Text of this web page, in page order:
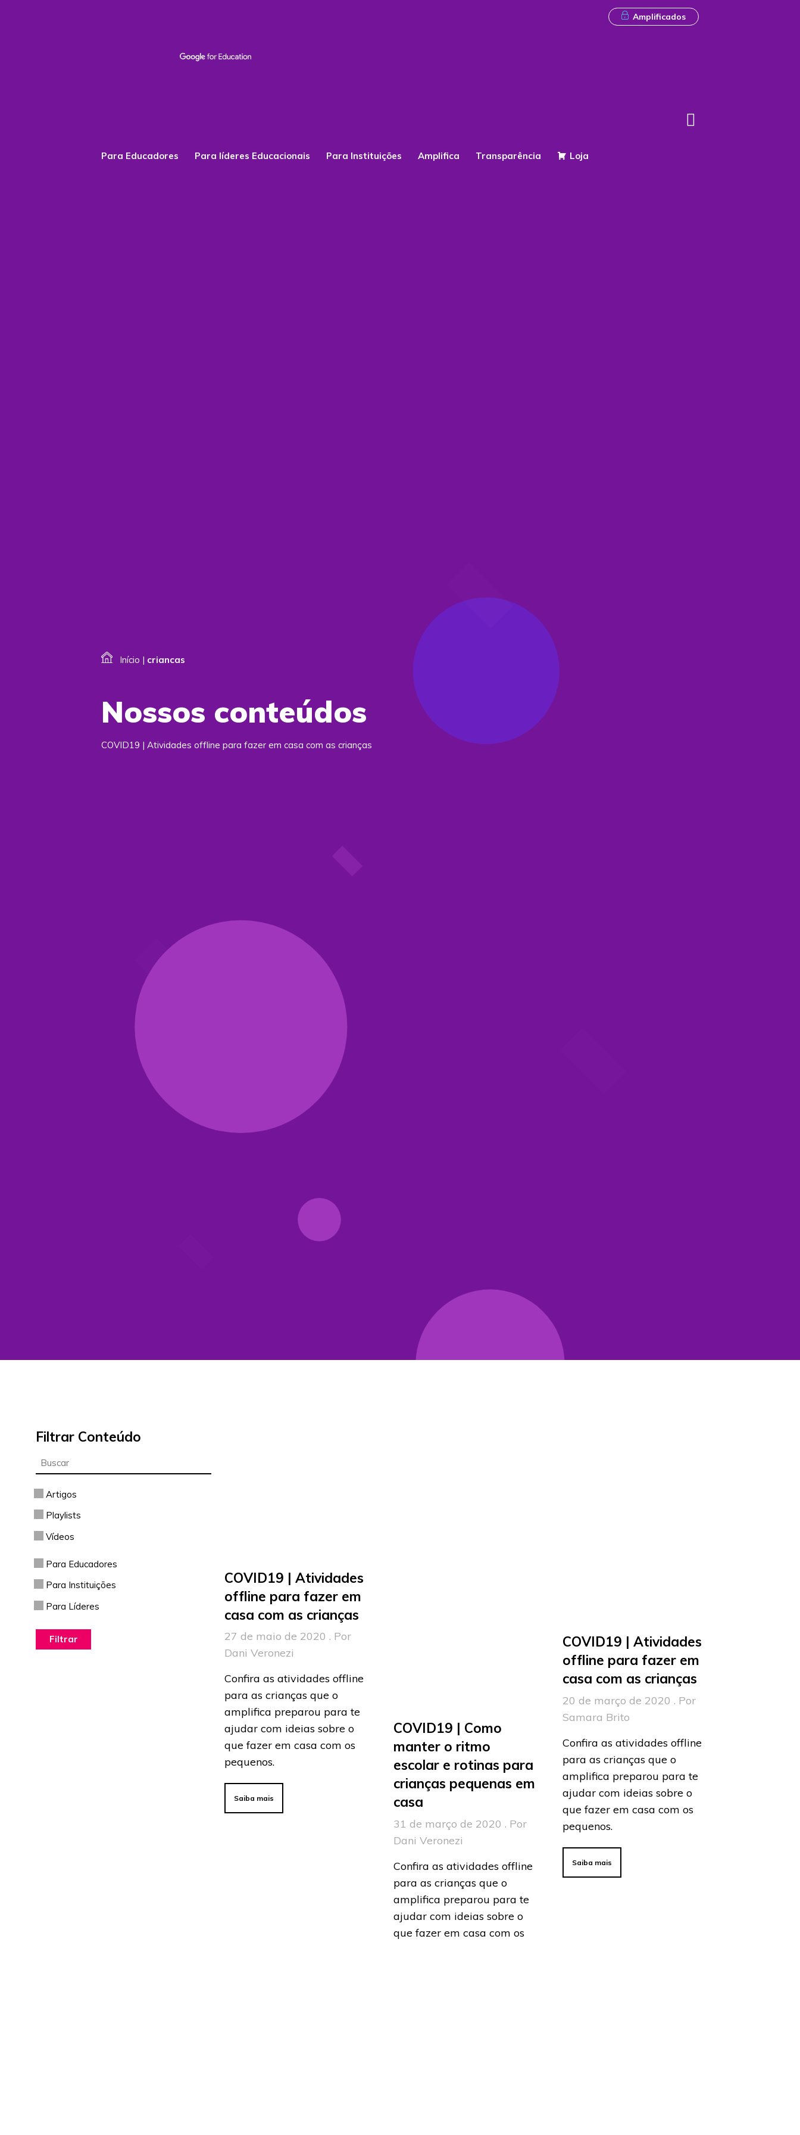
Amplificados
Para Educadores Para líderes Educacionais Para Instituições Amplifica Transparência Loja
Início | criancas
Nossos conteúdos
COVID19 | Atividades offline para fazer em casa com as crianças
Filtrar Conteúdo
Artigos
Playlists
Vídeos
Para Educadores
Para Instituições
Para Líderes
COVID19 | Atividades
offline para fazer em
casa com as crianças
27 de maio de 2020 . Por
Dani Veronezi
Confira as atividades offline
para as crianças que o
amplifica preparou para te
ajudar com ideias sobre o
que fazer em casa com os
pequenos.
Saiba mais
COVID19 | Como
manter o ritmo
escolar e rotinas para
crianças pequenas em
casa
31 de março de 2020 . Por
Dani Veronezi
Confira as atividades offline
para as crianças que o
amplifica preparou para te
ajudar com ideias sobre o
que fazer em casa com os
COVID19 | Atividades
offline para fazer em
casa com as crianças
20 de março de 2020 . Por
Samara Brito
Confira as atividades offline
para as crianças que o
amplifica preparou para te
ajudar com ideias sobre o
que fazer em casa com os
pequenos.
Saiba mais